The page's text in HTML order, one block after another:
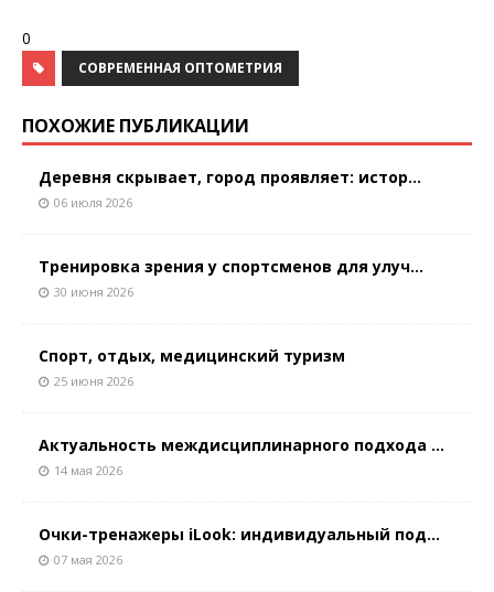
0
СОВРЕМЕННАЯ ОПТОМЕТРИЯ
ПОХОЖИЕ ПУБЛИКАЦИИ
Деревня скрывает, город проявляет: истор...
06 июля 2026
Тренировка зрения у спортсменов для улуч...
30 июня 2026
Спорт, отдых, медицинский туризм
25 июня 2026
Актуальность междисциплинарного подхода ...
14 мая 2026
Очки-тренажеры iLook: индивидуальный под...
07 мая 2026